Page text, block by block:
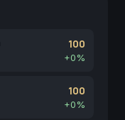
100
+0%
100
+0%